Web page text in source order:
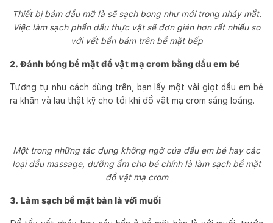
Thiết bị bám dầu mỡ là sẽ sạch bong như mới trong nháy mắt.
Việc làm sạch phần dầu thực vật sẽ đơn giản hơn rất nhiều so
với vết bẩn bám trên bề mặt bếp
2. Đánh bóng bề mặt đồ vật mạ crom bằng dầu em bé
Tương tự như cách dùng trên, bạn lấy một vài giọt dầu em bé
ra khăn và lau thật kỹ cho tới khi đồ vật mạ crom sáng loáng.
Một trong những tác dụng không ngờ của dầu em bé hay các
loại dầu massage, dưỡng ẩm cho bé chính là làm sạch bề mặt
đồ vật mạ crom
3. Làm sạch bề mặt bàn là với muối